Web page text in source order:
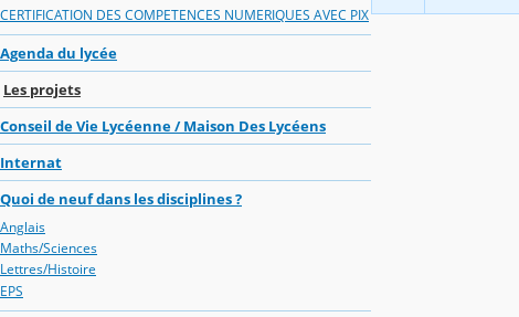
CERTIFICATION DES COMPETENCES NUMERIQUES AVEC PIX
Agenda du lycée
Les projets
Conseil de Vie Lycéenne / Maison Des Lycéens
Internat
Quoi de neuf dans les disciplines ?
Anglais
Maths/Sciences
Lettres/Histoire
EPS